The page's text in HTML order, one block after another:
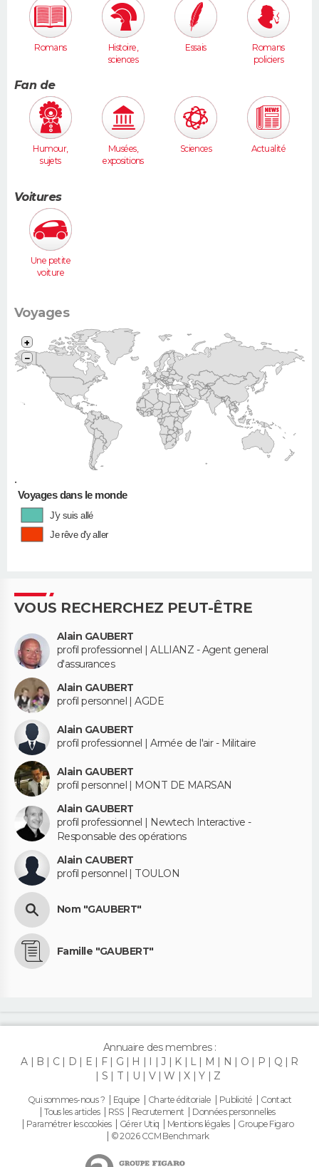
Romans
Histoire,
sciences
Essais
Romans
policiers
Fan de
Humour,
sujets
Musées,
expositions
Sciences Actualité
Voitures
Une petite
voiture
Voyages
•
+
−
Voyages dans le monde
J'y suis allé
Je rêve d'y aller
VOUS RECHERCHEZ PEUT-ÊTRE
Alain GAUBERT
profil professionnel | ALLIANZ - Agent general
d'assurances
Alain GAUBERT
profil personnel | AGDE
Alain GAUBERT
profil professionnel | Armée de l'air - Militaire
Alain GAUBERT
profil personnel | MONT DE MARSAN
Alain GAUBERT
profil professionnel | Newtech Interactive -
Responsable des opérations
Alain CAUBERT
profil personnel | TOULON
Nom "GAUBERT"
Famille "GAUBERT"
Annuaire des membres :
A
B C D E F G H J K L M N O P Q
R
S
T U V W X Y Z
Qui sommes-nous ? Equipe Charte éditoriale Publicité
Contact
Tous les articles
RSS Recrutement
Données personnelles
Paramétrer les cookies
Gérer Utiq Mentions légales
Groupe Figaro
© 2026 CCM Benchmark